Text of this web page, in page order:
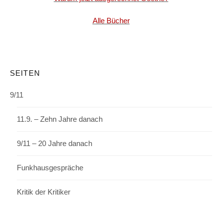
Alle Bücher
SEITEN
9/11
11.9. – Zehn Jahre danach
9/11 – 20 Jahre danach
Funkhausgespräche
Kritik der Kritiker